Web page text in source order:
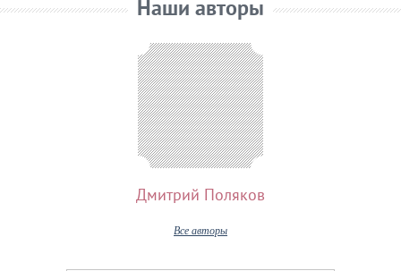
Наши авторы
Дмитрий Поляков
Все авторы